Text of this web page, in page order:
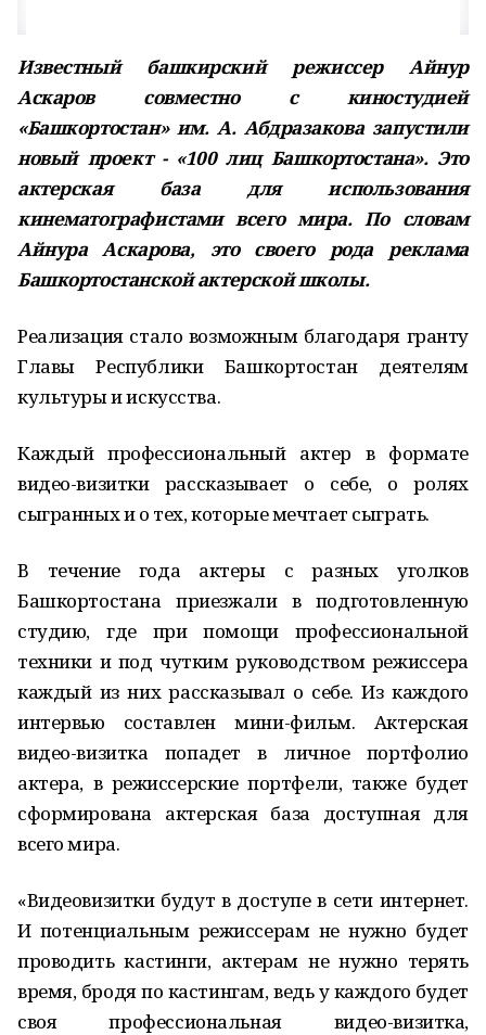
Известный башкирский режиссер Айнур
Аскаров совместно с киностудией
«Башкортостан» им. А. Абдразакова запустили
новый проект - «100 лиц Башкортостана». Это
актерская база для использования
кинематографистами всего мира. По словам
Айнура Аскарова, это своего рода реклама
Башкортостанской актерской школы.
Реализация стало возможным благодаря гранту
Главы Республики Башкортостан деятелям
культуры и искусства.
Каждый профессиональный актер в формате
видео-визитки рассказывает о себе, о ролях
сыгранных и о тех, которые мечтает сыграть.
В течение года актеры с разных уголков
Башкортостана приезжали в подготовленную
студию, где при помощи профессиональной
техники и под чутким руководством режиссера
каждый из них рассказывал о себе. Из каждого
интервью составлен мини-фильм. Актерская
видео-визитка попадет в личное портфолио
актера, в режиссерские портфели, также будет
сформирована актерская база доступная для
всего мира.
«Видеовизитки будут в доступе в сети интернет.
И потенциальным режиссерам не нужно будет
проводить кастинги, актерам не нужно терять
время, бродя по кастингам, ведь у каждого будет
своя профессиональная видео-визитка,